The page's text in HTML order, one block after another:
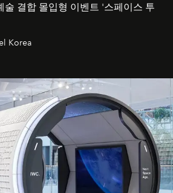
술 결합 몰입형 이벤트 '스페이스 투
Korea